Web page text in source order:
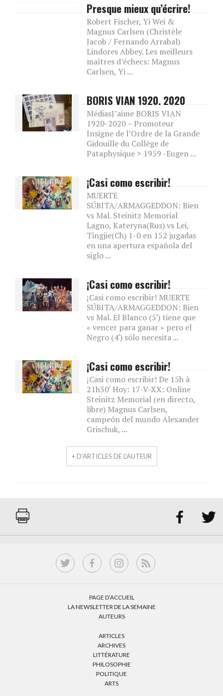
Presque mieux qu’écrire!
Robert Fischer, Yi Wei &
Magnus Carlsen (Christèle
Jacob / Fernando Arrabal)
Lindores Abbey. Les meilleurs
maîtres d’échecs: Magnus
Carlsen, Yi ...
BORIS VIAN 1920. 2020
MédiasJ’aime BORIS VIAN
1920-2020 – Promoteur
Insigne de l’Ordre de la Grande
Gidouille du Collège de
Pataphysique > 1959 -Eugen ...
¡Casi como escribir!
MUERTE
SÚBITA/ARMAGGEDDON: Bien
vs Mal. Steinitz Memorial
Lagno, Kateryna(Rus) vs Lei,
Tingjie(Ch) 1-0 en 152 jugadas
en una apertura española del
siglo ...
¡Casi como escribir!
¡Casi como escribir! MUERTE
SÚBITA/ARMAGGEDDON: Bien
vs Mal. El Blanco (5′) tiene que
« vencer para ganar » pero el
Negro (4′) sólo necesita ...
¡Casi como escribir!
¡Casi como escribir! De 15h à
21h30′ Hoy: 17-V-XX: Online
Steinitz Memorial (en directo,
libre) Magnus Carlsen,
campeón del mundo Alexander
Grischuk, ...
+ D'ARTICLES DE L'AUTEUR
 
PAGE D’ACCUEIL
LA NEWSLETTER DE LA SEMAINE
AUTEURS
ARTICLES
ARCHIVES
LITTÉRATURE
PHILOSOPHIE
POLITIQUE
ARTS